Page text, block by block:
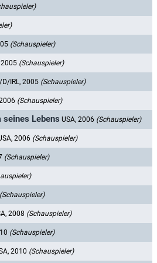
(Schauspieler)
2005 (Schauspieler)
D/IRL, 2005 (Schauspieler)
(Schauspieler)
seines Lebens USA, 2006 (Schauspieler)
2006 (Schauspieler)
(Schauspieler)
(Schauspieler)
2008 (Schauspieler)
(Schauspieler)
2010 (Schauspieler)